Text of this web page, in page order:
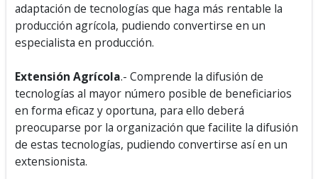
adaptación de tecnologías que haga más rentable la
producción agrícola, pudiendo convertirse en un
especialista en producción.
Extensión Agrícola.- Comprende la difusión de
tecnologías al mayor número posible de beneficiarios
en forma eficaz y oportuna, para ello deberá
preocuparse por la organización que facilite la difusión
de estas tecnologías, pudiendo convertirse así en un
extensionista.